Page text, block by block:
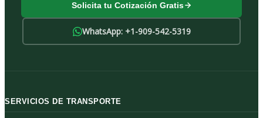
Solicita tu Cotización Gratis
WhatsApp: +1-909-542-5319
SERVICIOS DE TRANSPORTE